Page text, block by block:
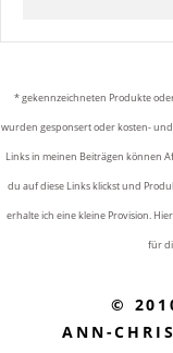
* gekennzeichneten Produkte
wurden gesponsert oder kosten-
Links in meinen Beiträgen können
du auf diese Links klickst und
erhalte ich eine kleine Provision.
für
©
ANN-